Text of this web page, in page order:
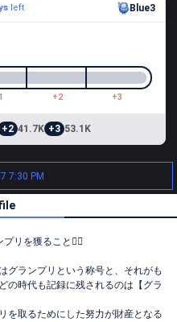
left Blue3
+2 +3
+2 41.7K +3 53.1K
7:30 PM
リを獲ること❤️‍🔥
グランプリという称号と、それがも
の時代も記録に残されるのは【グラ
を取るためにした努力が財産となる